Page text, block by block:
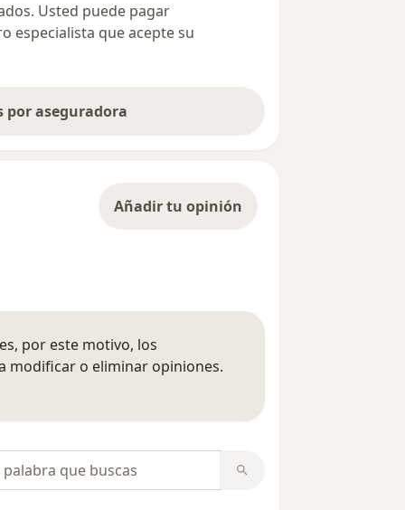
Usted puede pagar
especialista que acepte su
por aseguradora
Añadir tu opinión
por este motivo, los
modificar o eliminar opiniones.